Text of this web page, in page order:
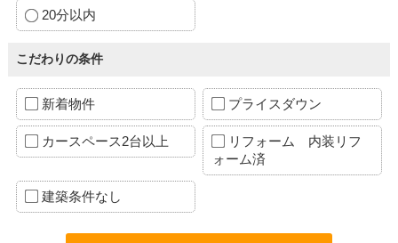
20分以内
こだわりの条件
新着物件 プライスダウン
カースペース2台以上
リフォーム 内装リフ
ォーム済
建築条件なし